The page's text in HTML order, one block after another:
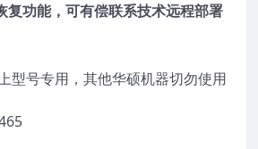
复功能，可有偿联系技术远程部署
型号专用，其他华硕机器切勿使用